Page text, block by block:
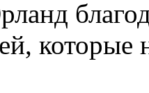
которые